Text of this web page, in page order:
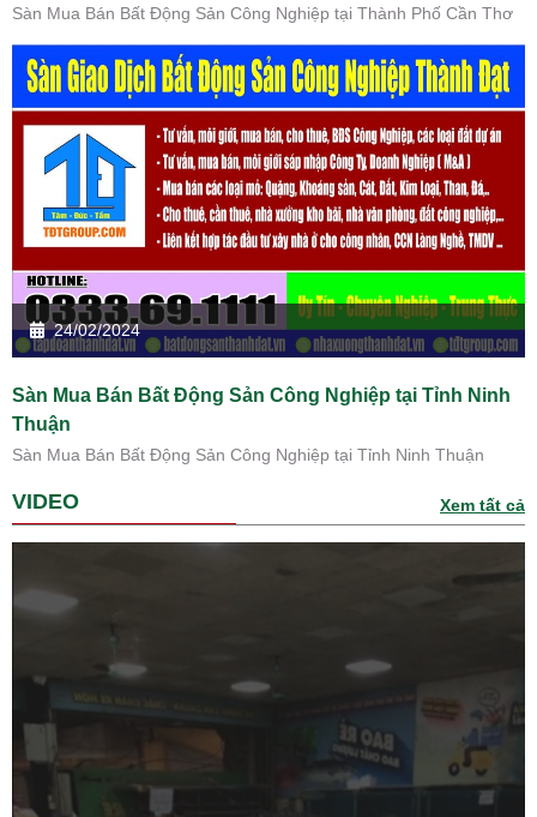
Sàn Mua Bán Bất Động Sản Công Nghiệp tại Thành Phố Cần Thơ
24/02/2024
Sàn Mua Bán Bất Động Sản Công Nghiệp tại Tỉnh Ninh
Thuận
Sàn Mua Bán Bất Động Sản Công Nghiệp tại Tỉnh Ninh Thuận
VIDEO Xem tất cả